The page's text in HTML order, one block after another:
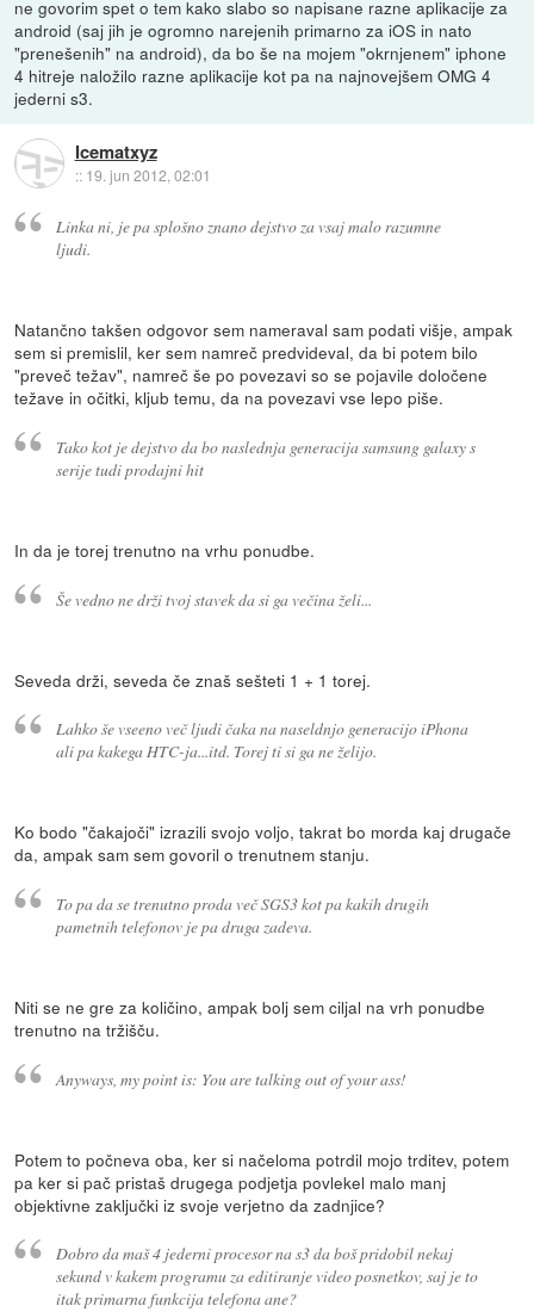
ne govorim spet o tem kako slabo so napisane razne aplikacije za
android (saj jih je ogromno narejenih primarno za iOS in nato
"prenešenih" na android), da bo še na mojem "okrnjenem" iphone
4 hitreje naložilo razne aplikacije kot pa na najnovejšem OMG 4
jederni s3.
Icematxyz
:: 19. jun 2012, 02:01
Linka ni, je pa splošno znano dejstvo za vsaj malo razumne
ljudi.
Natančno takšen odgovor sem nameraval sam podati višje, ampak
sem si premislil, ker sem namreč predvideval, da bi potem bilo
"preveč težav", namreč še po povezavi so se pojavile določene
težave in očitki, kljub temu, da na povezavi vse lepo piše.
Tako kot je dejstvo da bo naslednja generacija samsung galaxy s
serije tudi prodajni hit
In da je torej trenutno na vrhu ponudbe.
Še vedno ne drži tvoj stavek da si ga večina želi...
Seveda drži, seveda če znaš sešteti 1 + 1 torej.
Lahko še vseeno več ljudi čaka na naseldnjo generacijo iPhona
ali pa kakega HTC-ja...itd. Torej ti si ga ne želijo.
Ko bodo "čakajoči" izrazili svojo voljo, takrat bo morda kaj drugače
da, ampak sam sem govoril o trenutnem stanju.
To pa da se trenutno proda več SGS3 kot pa kakih drugih
pametnih telefonov je pa druga zadeva.
Niti se ne gre za količino, ampak bolj sem ciljal na vrh ponudbe
trenutno na tržišču.
Anyways, my point is: You are talking out of your ass!
Potem to počneva oba, ker si načeloma potrdil mojo trditev, potem
pa ker si pač pristaš drugega podjetja povlekel malo manj
objektivne zaključki iz svoje verjetno da zadnjice?
Dobro da maš 4 jederni procesor na s3 da boš pridobil nekaj
sekund v kakem programu za editiranje video posnetkov, saj je to
itak primarna funkcija telefona ane?